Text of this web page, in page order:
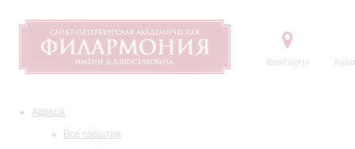
Контакты
Афиша
Все события